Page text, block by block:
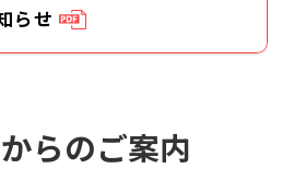
らせ
らのご案内